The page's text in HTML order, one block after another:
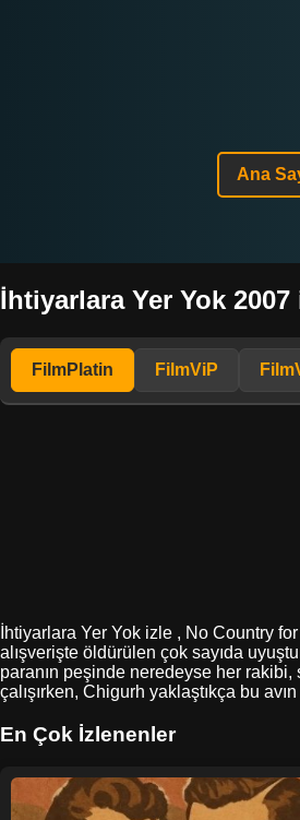
Ana
İhtiyarlara Yer Yok 2007
FilmPlatin FilmViP
İhtiyarlara Yer Yok izle , No Country
alışverişte öldürülen çok sayıda
paranın peşinde neredeyse her
çalışırken, Chigurh yaklaştıkça bu
En Çok İzlenenler